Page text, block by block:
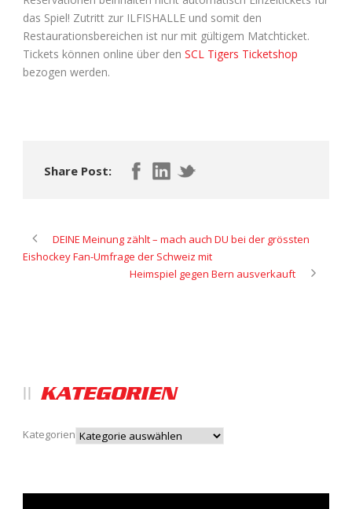
das Spiel! Zutritt zur ILFISHALLE und somit den
Restaurationsbereichen ist nur mit gültigem Matchticket.
Tickets können online über den SCL Tigers Ticketshop
bezogen werden.
Share Post:
DEINE Meinung zählt – mach auch DU bei der grössten
Eishockey Fan-Umfrage der Schweiz mit
Heimspiel gegen Bern ausverkauft
KATEGORIEN
Kategorien